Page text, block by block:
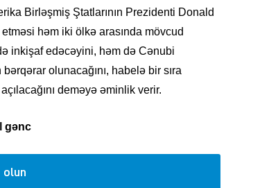
Birləşmiş Ştatlarının Prezidenti Donald
həm iki ölkə arasında mövcud
inkişaf edəcəyini, həm də Cənubi
olunacağını, habelə bir sıra
deməyə əminlik verir.
gənc
olun